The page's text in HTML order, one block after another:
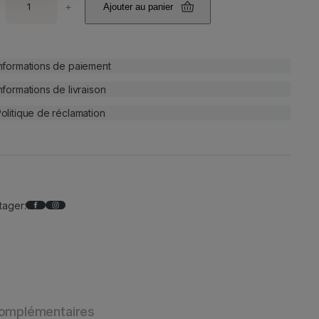
+ Ajouter au panier
de paiement
de livraison
de réclamation
Facebook Instagram